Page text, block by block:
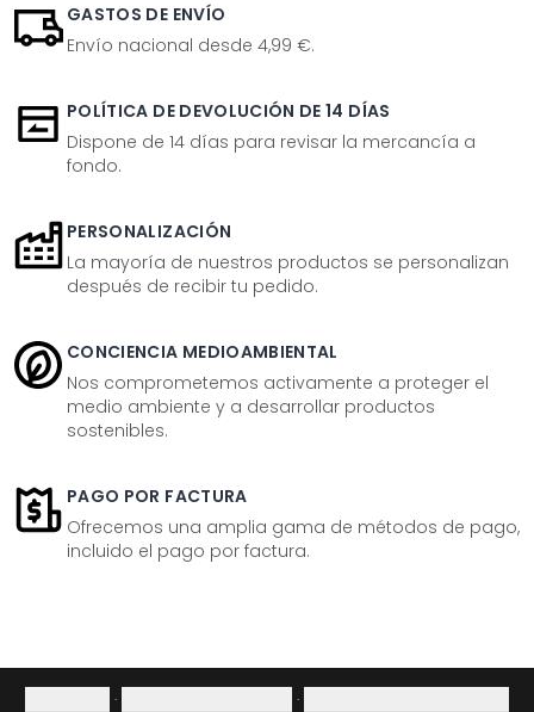
GASTOS DE ENVÍO
Envío nacional desde 4,99 €.
POLÍTICA DE DEVOLUCIÓN DE 14 DÍAS
Dispone de 14 días para revisar la mercancía a
fondo.
PERSONALIZACIÓN
La mayoría de nuestros productos se personalizan
después de recibir tu pedido.
CONCIENCIA MEDIOAMBIENTAL
Nos comprometemos activamente a proteger el
medio ambiente y a desarrollar productos
sostenibles.
PAGO POR FACTURA
Ofrecemos una amplia gama de métodos de pago,
incluido el pago por factura.
· ·